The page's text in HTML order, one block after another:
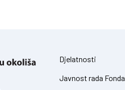
Djelatnosti
Javnost rada Fonda